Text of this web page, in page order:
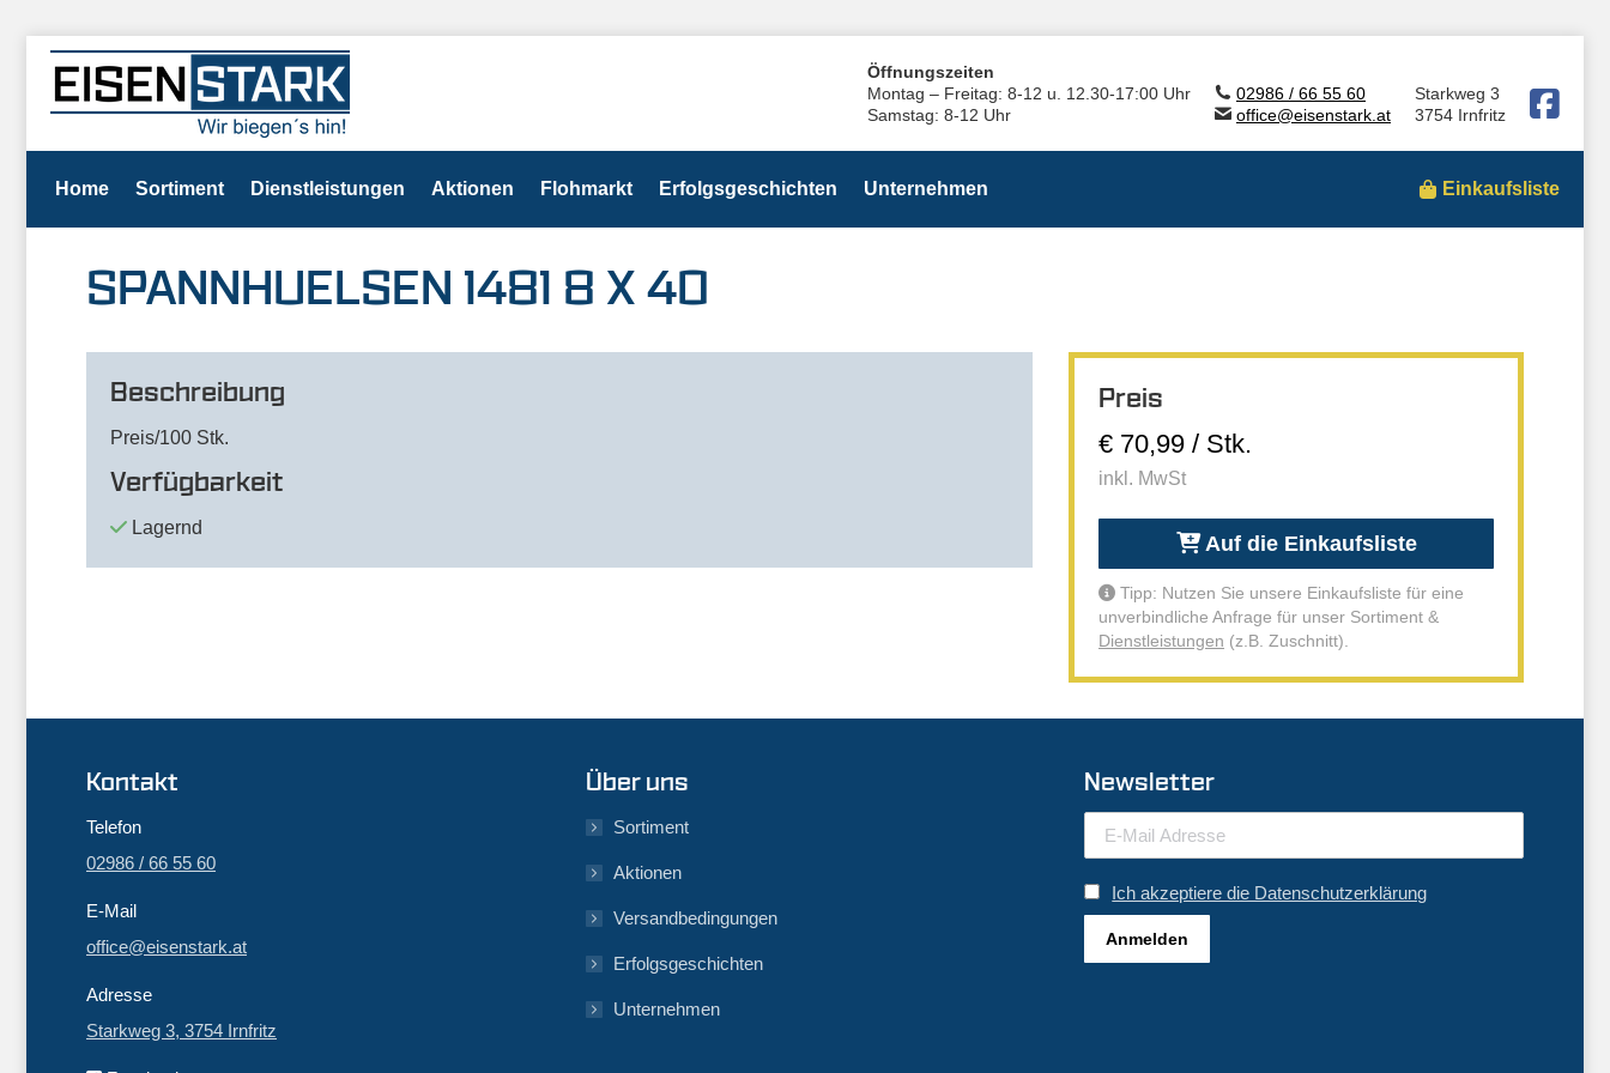
Öffnungszeiten
Montag – Freitag: 8-12 u. 12.30-17:00 Uhr
Samstag: 8-12 Uhr
02986 / 66 55 60
office@eisenstark.at
Starkweg 3
3754 Irnfritz
Home Sortiment Dienstleistungen Aktionen Flohmarkt Erfolgsgeschichten Unternehmen Einkaufsliste
SPANNHUELSEN 1481 8 X 40
Beschreibung
Preis/100 Stk.
Verfügbarkeit
Lagernd
Preis
€ 70,99 / Stk.
inkl. MwSt
Auf die Einkaufsliste
Tipp: Nutzen Sie unsere Einkaufsliste für eine
unverbindliche Anfrage für unser Sortiment &
Dienstleistungen (z.B. Zuschnitt).
Kontakt
Telefon
02986 / 66 55 60
E-Mail
office@eisenstark.at
Adresse
Starkweg 3, 3754 Irnfritz
Über uns
Sortiment
Aktionen
Versandbedingungen
Erfolgsgeschichten
Unternehmen
Newsletter
Ich akzeptiere die Datenschutzerklärung